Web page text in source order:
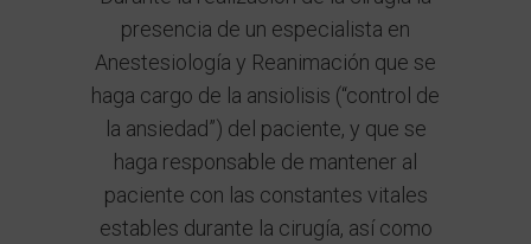
presencia de un especialista en
Anestesiología y Reanimación que se
haga cargo de la ansiolisis (“control de
la ansiedad”) del paciente, y que se
haga responsable de mantener al
paciente con las constantes vitales
estables durante la cirugía, así como